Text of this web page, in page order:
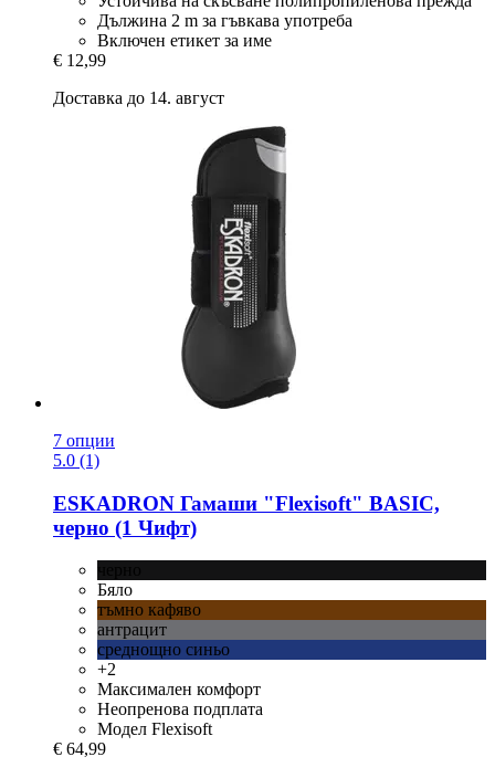
Дължина 2 m за гъвкава употреба
Включен етикет за име
€ 12,99
Доставка до 14. август
7 опции
5.0 (1)
ESKADRON Гамаши "Flexisoft" BASIC,
черно (1 Чифт)
Бяло
тъмно кафяво
антрацит
среднощно синьо
+2
Максимален комфорт
Неопренова подплата
Модел Flexisoft
€ 64,99